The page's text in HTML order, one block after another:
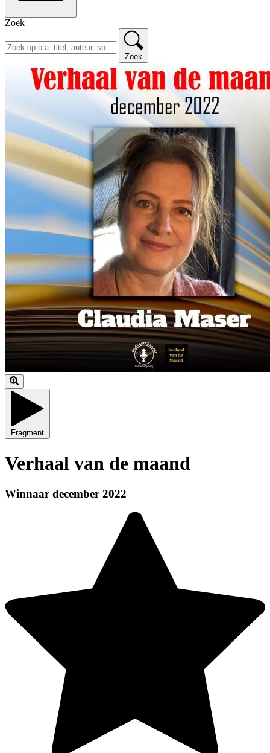
Zoek
Zoek
Fragment
Verhaal van de maand
Winnaar december 2022